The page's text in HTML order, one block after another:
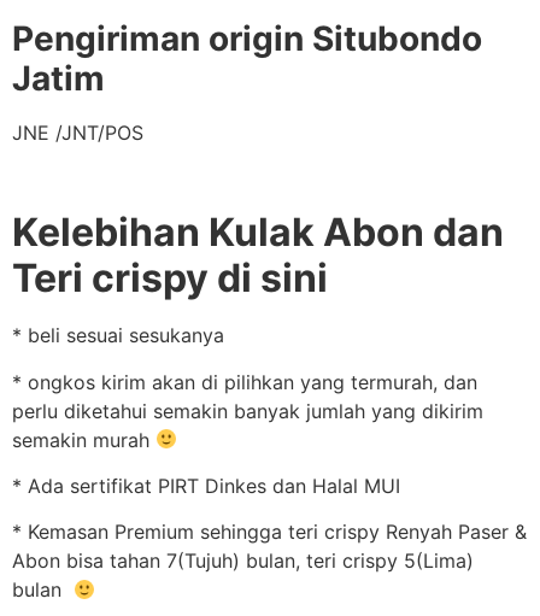
Pengiriman origin Situbondo
Jatim
JNE /JNT/POS
Kelebihan Kulak Abon dan
Teri crispy di sini
* beli sesuai sesukanya
* ongkos kirim akan di pilihkan yang termurah, dan
perlu diketahui semakin banyak jumlah yang dikirim
semakin murah
* Ada sertifikat PIRT Dinkes dan Halal MUI
* Kemasan Premium sehingga teri crispy Renyah Paser &
Abon bisa tahan 7(Tujuh) bulan, teri crispy 5(Lima)
bulan